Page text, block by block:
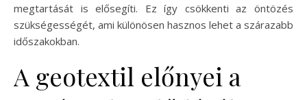
megtartását is elősegíti. Ez így csökkenti az öntözés
szükségességét, ami különösen hasznos lehet a szárazabb
időszakokban.
A geotextil előnyei a